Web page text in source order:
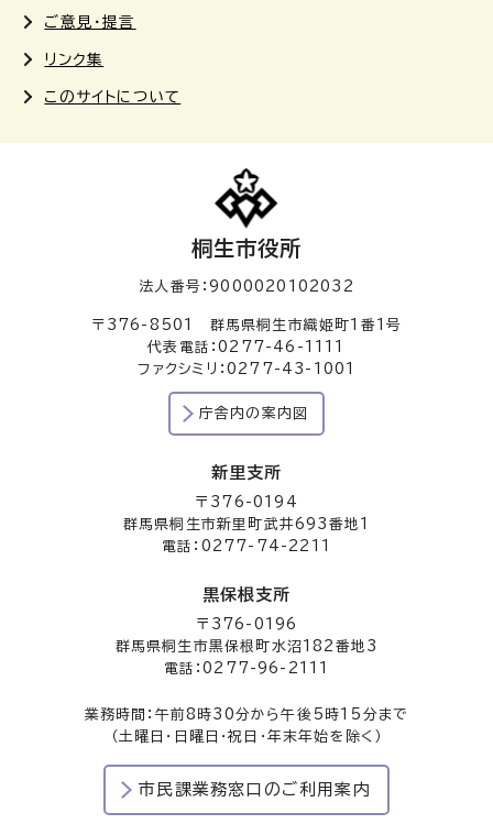
ご意見・提言
リンク集
このサイトについて
桐生市役所
法人番号：9000020102032
〒376-8501 群馬県桐生市織姫町1番1号
代表電話：0277-46-1111
ファクシミリ：0277-43-1001
庁舎内の案内図
新里支所
〒376-0194
群馬県桐生市新里町武井693番地1
電話：0277-74-2211
黒保根支所
〒376-0196
群馬県桐生市黒保根町水沼182番地3
電話：0277-96-2111
業務時間：午前8時30分から午後5時15分まで
（土曜日・日曜日・祝日・年末年始を除く）
市民課業務窓口のご利用案内